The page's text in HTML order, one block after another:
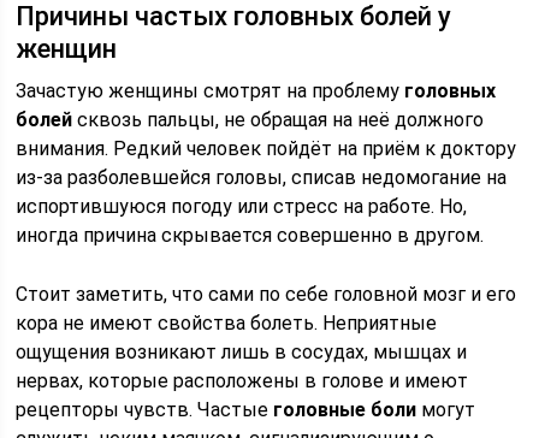
Причины частых головных болей у
женщин
Зачастую женщины смотрят на проблему головных
болей сквозь пальцы, не обращая на неё должного
внимания. Редкий человек пойдёт на приём к доктору
из-за разболевшейся головы, списав недомогание на
испортившуюся погоду или стресс на работе. Но,
иногда причина скрывается совершенно в другом.
Стоит заметить, что сами по себе головной мозг и его
кора не имеют свойства болеть. Неприятные
ощущения возникают лишь в сосудах, мышцах и
нервах, которые расположены в голове и имеют
рецепторы чувств. Частые головные боли могут